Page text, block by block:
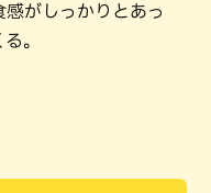
がしっかりとあっ
。